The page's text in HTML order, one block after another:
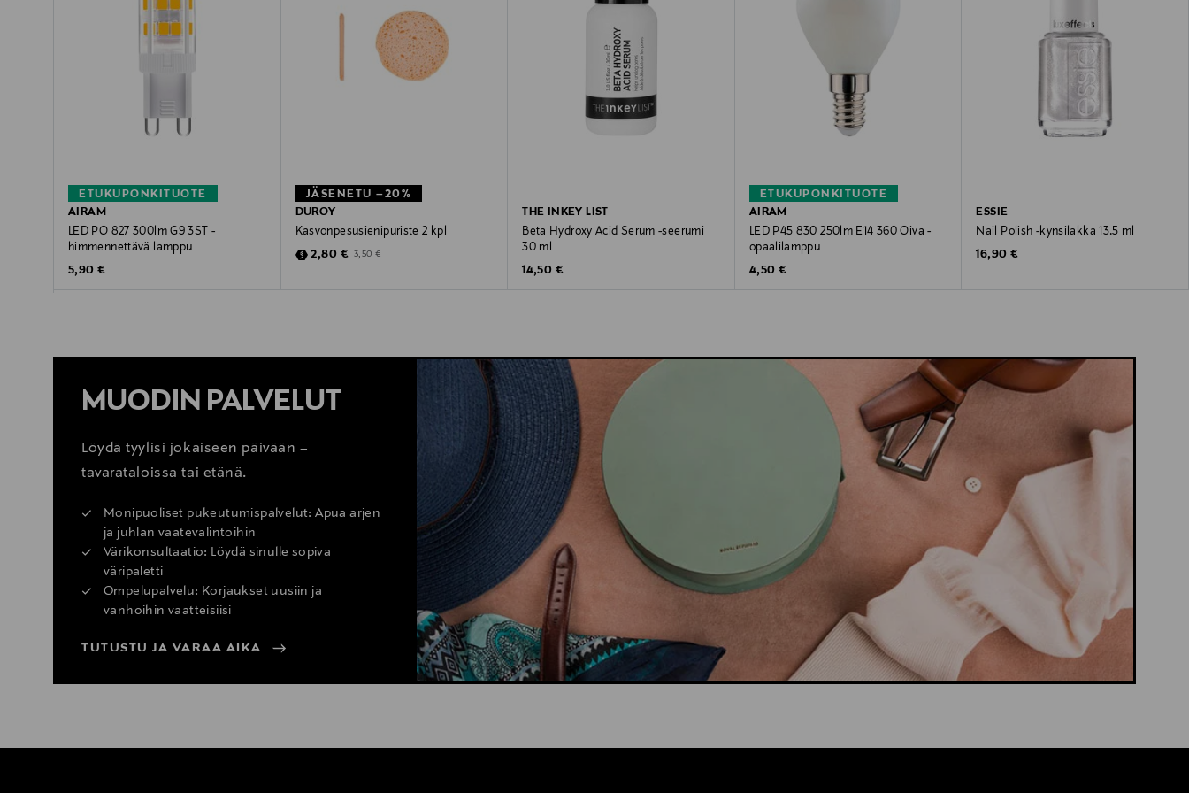
ETUKUPONKITUOTE
AIRAM
LED PO 827 300lm G9 3ST -
himmennettävä lamppu
Original Price
5,90 €
JÄSENETU –20%
DUROY
Kasvonpesusienipuriste 2 kpl
Discounted Price
2,80 € Original Price
3,50 €
THE INKEY LIST
Beta Hydroxy Acid Serum -seerumi
30 ml
Original Price
14,50 €
ETUKUPONKITUOTE
AIRAM
LED P45 830 250lm E14 360 Oiva -
opaalilamppu
Original Price
4,50 €
ESSIE
Nail Polish -kynsilakka 13.5 ml
Original Price
16,90 €
MUODIN PALVELUT
Löydä tyylisi jokaiseen päivään –
tavarataloissa tai etänä.
Monipuoliset pukeutumispalvelut: Apua arjen
ja juhlan vaatevalintoihin
Värikonsultaatio: Löydä sinulle sopiva
väripaletti
Ompelupalvelu: Korjaukset uusiin ja
vanhoihin vaatteisiisi
TUTUSTU JA VARAA AIKA